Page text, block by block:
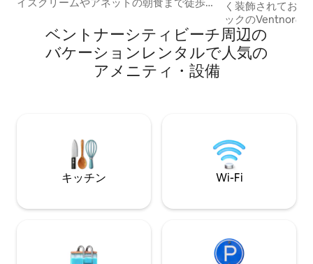
館、遊び場、ライトエイド、CVSまで徒
歩5分です。 ベントノールは、アトランテ
ィックシティから10分のフレンドリーな
ビーチタウンです。無料でビーチにアク
セスできます。 ボードウォークを散策
いましょう。 レストランWk & ACエアシ
ョー、素晴らしいビーチコンサートと素
晴らしいショッピング！
く装飾されてお
ックのVentnorの
ます。ドックのす
ドルボードやカヤ
上デッキから美し
泊先を予約するゲ
する必要があります。 **ペット
はお断りします。
ベントナーシティビーチ⁠周⁠辺⁠の
バ⁠ケ⁠ー⁠シ⁠ョ⁠ン⁠レ⁠ン⁠タ⁠ル⁠で人⁠気⁠の
ア⁠メ⁠ニ⁠テ⁠ィ⁠・⁠設⁠備
キッチン Wi-Fi